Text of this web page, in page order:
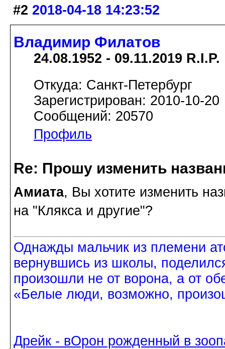
#2 2018-04-18 14:23:52
Владимир Филатов
24.08.1952 - 09.11.2019 R.I.P.
Откуда: Санкт-Петербург
Зарегистрирован: 2010-10-20
Сообщений: 20570
Профиль
Re: Прошу изменить
Амиата, Вы хотите изменить
на "Клякса и другие"?
Однажды мальчик из племени
вернувшись из школы,
произошли не от ворона, а от
«Белые люди, возможно,
Дрейк - вОрон рожденный в